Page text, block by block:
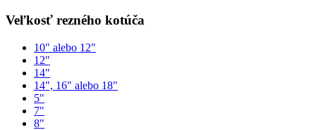
Veľkosť rezného kotúča
10" alebo 12"
12"
14"
14", 16" alebo 18"
5"
7"
8"